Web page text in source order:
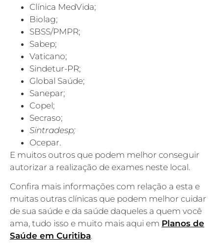
Clínica MedVida;
Biolag;
SBSS/PMPR;
Sabep;
Vaticano;
Sindetur-PR;
Global Saúde;
Sanepar;
Copel;
Secraso;
Sintradesp;
Ocepar.
E muitos outros que podem melhor conseguir
autorizar a realização de exames neste local.
Confira mais informações com relação a esta e
muitas outras clínicas que podem melhor cuidar
de sua saúde e da saúde daqueles a quem você
ama, tudo isso e muito mais aqui em Planos de
Saúde em Curitiba.